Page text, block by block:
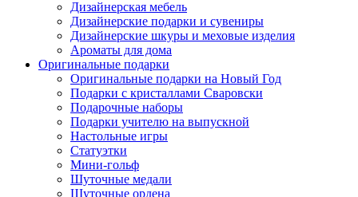
Дизайнерская мебель
Дизайнерские подарки и сувениры
Дизайнерские шкуры и меховые изделия
Ароматы для дома
Оригинальные подарки
Оригинальные подарки на Новый Год
Подарки с кристаллами Сваровски
Подарочные наборы
Подарки учителю на выпускной
Настольные игры
Статуэтки
Мини-гольф
Шуточные медали
Шуточные ордена